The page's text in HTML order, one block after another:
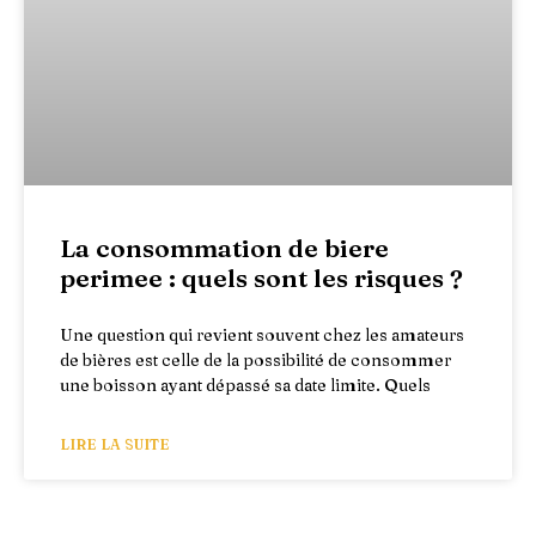
La consommation de biere
perimee : quels sont les risques ?
Une question qui revient souvent chez les amateurs
de bières est celle de la possibilité de consommer
une boisson ayant dépassé sa date limite. Quels
LIRE LA SUITE